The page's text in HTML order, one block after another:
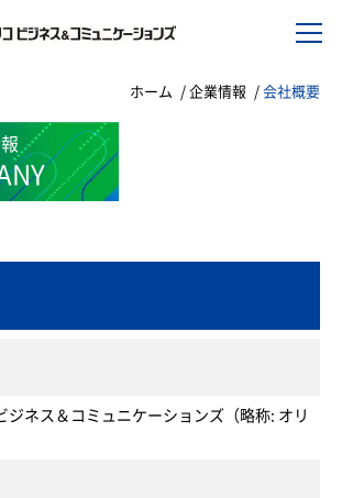
ホーム 企業情報 会社概要
ジネス＆コミュニケーションズ（略称: オリ